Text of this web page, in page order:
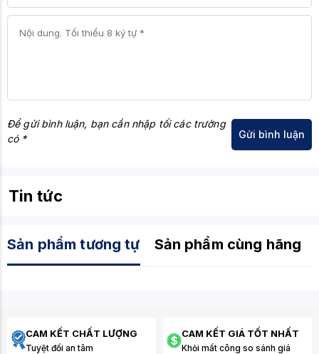
Để gửi bình luận, bạn cần nhập tối các trường
có *
Tin tức
Sản phẩm tương tự Sản phẩm cùng hãng
CAM KẾT CHẤT LƯỢNG
Tuyệt đối an tâm
CAM KẾT GIÁ TỐT NHẤT
Khỏi mất công so sánh giá